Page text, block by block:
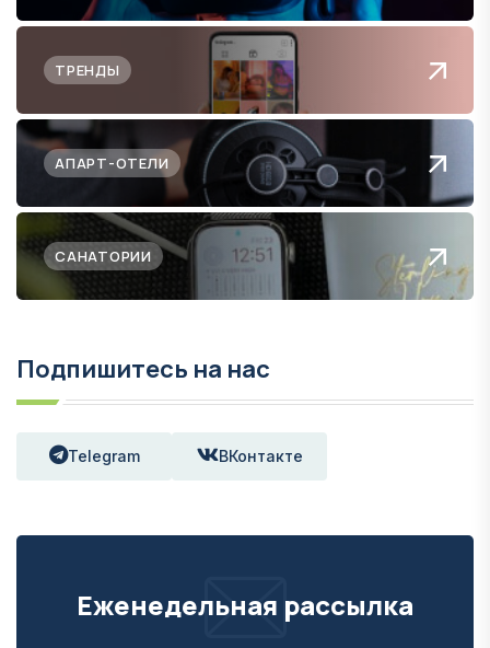
ТРЕНДЫ
АПАРТ-ОТЕЛИ
САНАТОРИИ
Подпишитесь на нас
Telegram ВКонтакте
Еженедельная рассылка